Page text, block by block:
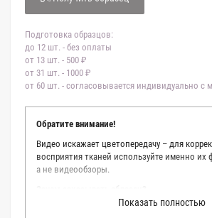
Подготовка образцов:
до 12 шт. - без оплаты
от 13 шт. - 500 ₽
от 31 шт. - 1000 ₽
от 60 шт. - согласовывается индивидуально с
Обратите внимание!
Видео искажает цветопередачу – для
восприятия тканей используйте именно их
а не видеообзоры.
Мы делаем все возможное, чтобы точно
Показать полностью